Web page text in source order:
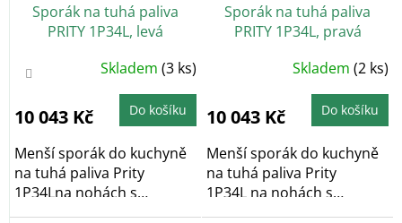
Sporák na tuhá paliva
PRITY 1P34L, levá
Průměrné
hodnocení
4,3
z
hvězdiček.
Skladem(3 ks)
10 043 Kč Do košíku
Menší sporák do kuchyně
na tuhá paliva Prity
1P34Lna nohách s
výkonem 10 kW, s...
Sporák na tuhá paliva
PRITY 1P34L, pravá
5,0
z
hvězdiček.
Skladem(2 ks)
10 043 Kč Do košíku
Menší sporák do kuchyně
na tuhá paliva Prity
1P34L na nohách s
výkonem 10 kW, s...